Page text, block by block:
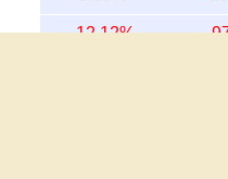
-12.12%